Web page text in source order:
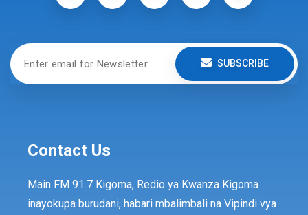
SUBSCRIBE
Contact Us
Main FM 91.7 Kigoma, Redio ya Kwanza Kigoma
inayokupa burudani, habari mbalimbali na Vipindi vya